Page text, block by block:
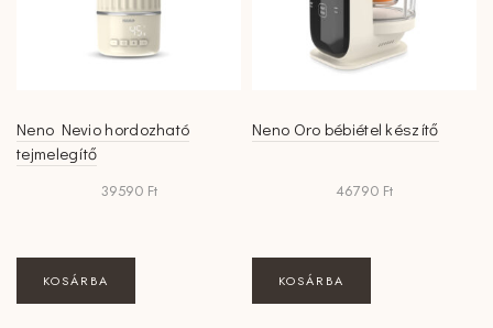
Neno Nevio hordozható
tejmelegítő
39590 Ft
KOSÁRBA
Neno Oro bébiétel készítő
46790 Ft
KOSÁRBA